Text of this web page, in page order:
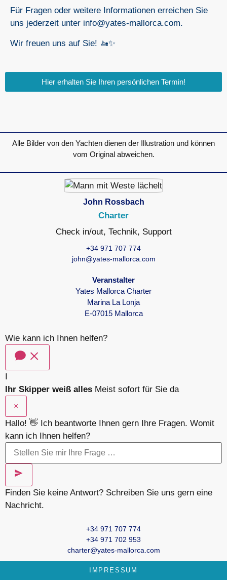
Für Fragen oder weitere Informationen erreichen Sie
uns jederzeit unter info@yates-mallorca.com.
Wir freuen uns auf Sie! 🚤✨
Hier erhalten Sie Ihren persönlichen Termin!
Alle Bilder von den Yachten dienen der Illustration und können
vom Original abweichen.
John Rossbach
Charter
Check in/out, Technik, Support
+34 971 707 774
john@yates-mallorca.com
Veranstalter
Yates Mallorca Charter
Marina La Lonja
E-07015 Mallorca
Wie kann ich Ihnen helfen?
I
Ihr Skipper weiß alles Meist sofort für Sie da
×
Hallo! 👋 Ich beantworte Ihnen gern Ihre Fragen. Womit
kann ich Ihnen helfen?
Finden Sie keine Antwort? Schreiben Sie uns gern eine
Nachricht.
+34 971 707 774
+34 971 702 953
charter@yates-mallorca.com
IMPRESSUM